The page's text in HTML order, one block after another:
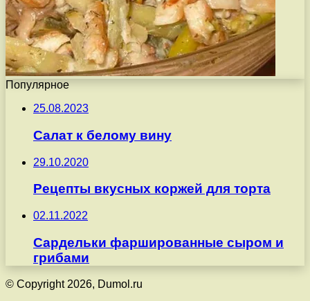
Популярное
25.08.2023
Салат к белому вину
29.10.2020
Рецепты вкусных коржей для торта
02.11.2022
Сардельки фаршированные сыром и
грибами
© Copyright 2026, Dumol.ru